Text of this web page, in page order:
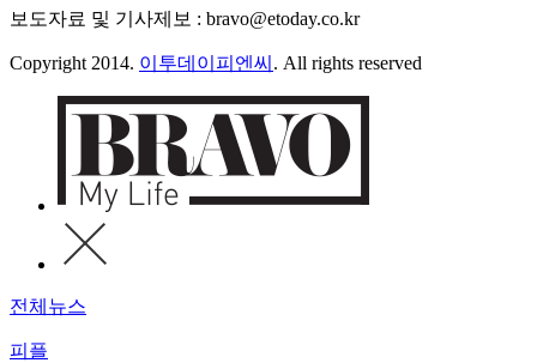
보도자료 및 기사제보 : bravo@etoday.co.kr
Copyright 2014. 이투데이피엔씨 . All rights reserved
전체뉴스
피플